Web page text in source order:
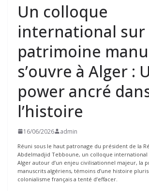
Un colloque
international sur
patrimoine
s’ouvre à Alger :
power ancré
l’histoire
16/06/2026 admin
Réuni sous le haut patronage du président de la
Abdelmadjid Tebboune, un colloque international
Alger autour d’un enjeu civilisationnel majeur, la
manuscrits algériens, témoins d’une histoire
colonialisme français a tenté d’effacer.